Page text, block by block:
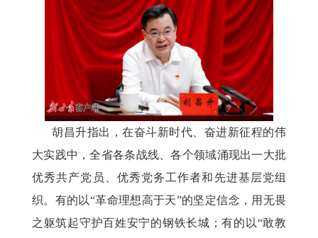
胡昌升指出，在奋斗新时代、奋进新征程的伟
大实践中，全省各条战线、各个领域涌现出一大批
优秀共产党员、优秀党务工作者和先进基层党组
织。有的以“革命理想高于天”的坚定信念，用无畏
之躯筑起守护百姓安宁的钢铁长城；有的以“敢教